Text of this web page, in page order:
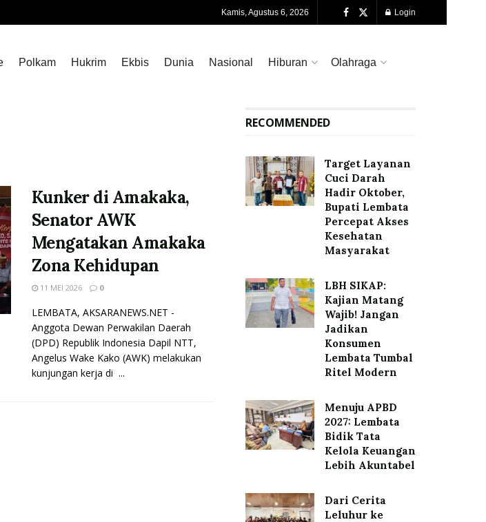
Kamis, Agustus 6, 2026 Login
Polkam Hukrim Ekbis Dunia Nasional Hiburan Olahraga
Kunker di Amakaka,
Senator AWK
Mengatakan Amakaka
Zona Kehidupan
11 MEI 2026 0
LEMBATA, AKSARANEWS.NET -
Anggota Dewan Perwakilan Daerah
(DPD) Republik Indonesia Dapil NTT,
Angelus Wake Kako (AWK) melakukan
kunjungan kerja di ...
RECOMMENDED
Target Layanan
Cuci Darah
Hadir Oktober,
Bupati Lembata
Percepat Akses
Kesehatan
Masyarakat
LBH SIKAP:
Kajian Matang
Wajib! Jangan
Jadikan
Konsumen
Lembata Tumbal
Ritel Modern
Menuju APBD
2027: Lembata
Bidik Tata
Kelola Keuangan
Lebih Akuntabel
Dari Cerita
Leluhur ke